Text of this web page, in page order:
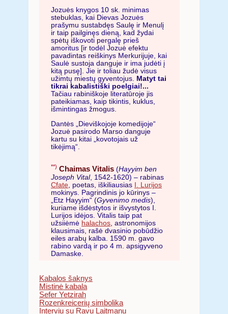
Jozuės knygos 10 sk. minimas
stebuklas, kai Dievas Jozuės
prašymu sustabdęs Saulę ir Menulį
ir taip pailginęs dieną, kad žydai
spėtų iškovoti pergalę prieš
amoritus [ir todėl Jozuė efektu
pavadintas reiškinys Merkurijuje, kai
Saulė sustoja danguje ir ima judėti į
kitą pusę]. Jie ir toliau žudė visus
užimtų miestų gyventojus. Matyt tai
tikrai kabalistiški poelgiai!...
Tačiau rabiniškoje literatūroje jis
pateikiamas, kaip tikintis, kuklus,
išmintingas žmogus.
Dantės „Dieviškojoje komedijoje“
Jozuė pasirodo Marso danguje
kartu su kitai „kovotojais už
tikėjimą“.
**) Chaimas Vitalis (Hayyim ben
Joseph Vital, 1542-1620) – rabinas
Cfate , poetas, iškiliausias I. Lurijos
mokinys. Pagrindinis jo kūrinys –
„Etz Hayyim“ (Gyvenimo medis),
kuriame išdėstytos ir išvystytos I.
Lurijos idėjos. Vitalis taip pat
užsiiėmė halachos , astronomijos
klausimais, rašė dvasinio pobūdžio
eiles arabų kalba. 1590 m. gavo
rabino vardą ir po 4 m. apsigyveno
Damaske.
Kabalos šaknys
Mistinė kabala
Sefer Yetzirah
Rozenkreicerių simbolika
Interviu su Ravu Laitmanu